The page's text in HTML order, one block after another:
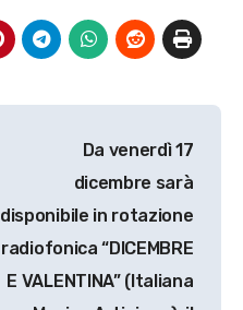
Da venerdì 17
dicembre sarà
disponibile in rotazione
radiofonica “DICEMBRE
E VALENTINA” (Italiana